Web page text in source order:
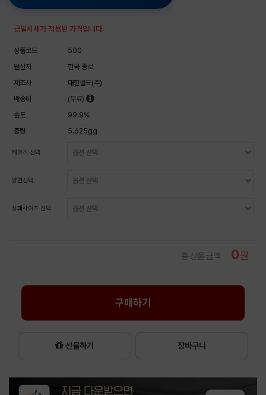
금일시세가 적용된 가격입니다.
상품코드
500
원산지
한국 종로
제조사
대한골드(주)
배송비
(무료)
순도
99.9%
중량
5.625gg
케이스 선택
양면선택
상패사이즈 선택
총 상품 금액 0원
구매하기
선물하기 장바구니